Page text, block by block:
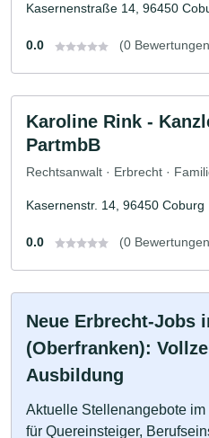
Kasernenstraße 14, 96450
0.0 (0
Karoline Rink -
PartmbB
Rechtsanwalt · Erbrecht ·
Kasernenstr. 14, 96450 Coburg
0.0 (0
Neue Erbrecht-Jobs
(Oberfranken):
Ausbildung
Aktuelle Stellenangebote
für Quereinsteiger,